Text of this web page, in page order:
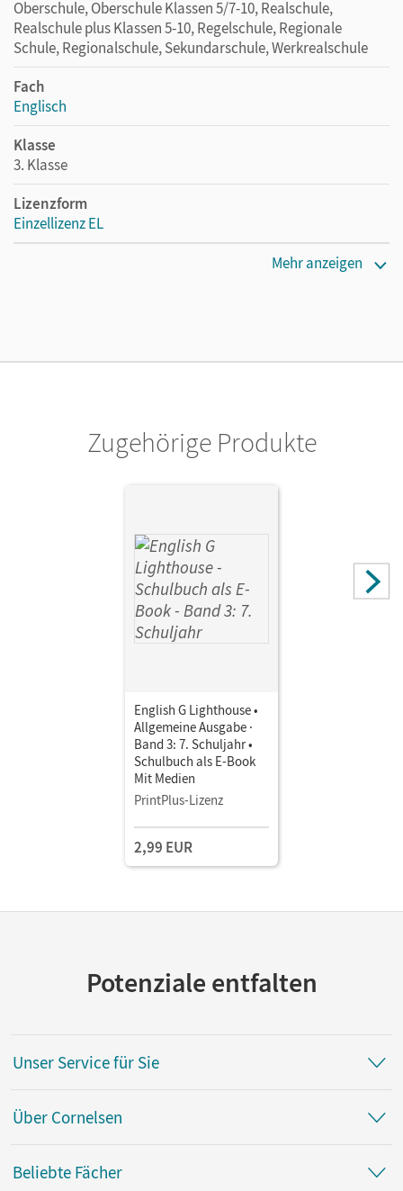
Oberschule, Oberschule Klassen 5/7-10, Realschule,
Realschule plus Klassen 5-10, Regelschule, Regionale
Schule, Regionalschule, Sekundarschule, Werkrealschule
Fach
Englisch
Klasse
3. Klasse
Lizenzform
Einzellizenz EL
Mehr anzeigen
Zugehörige Produkte
English G Lighthouse •
Allgemeine Ausgabe ·
Band 3: 7. Schuljahr •
Schulbuch als E-Book
Mit Medien
PrintPlus-Lizenz
2,99 EUR
Potenziale entfalten
Unser Service für Sie
Über Cornelsen
Beliebte Fächer